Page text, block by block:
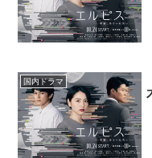
国内ドラマ